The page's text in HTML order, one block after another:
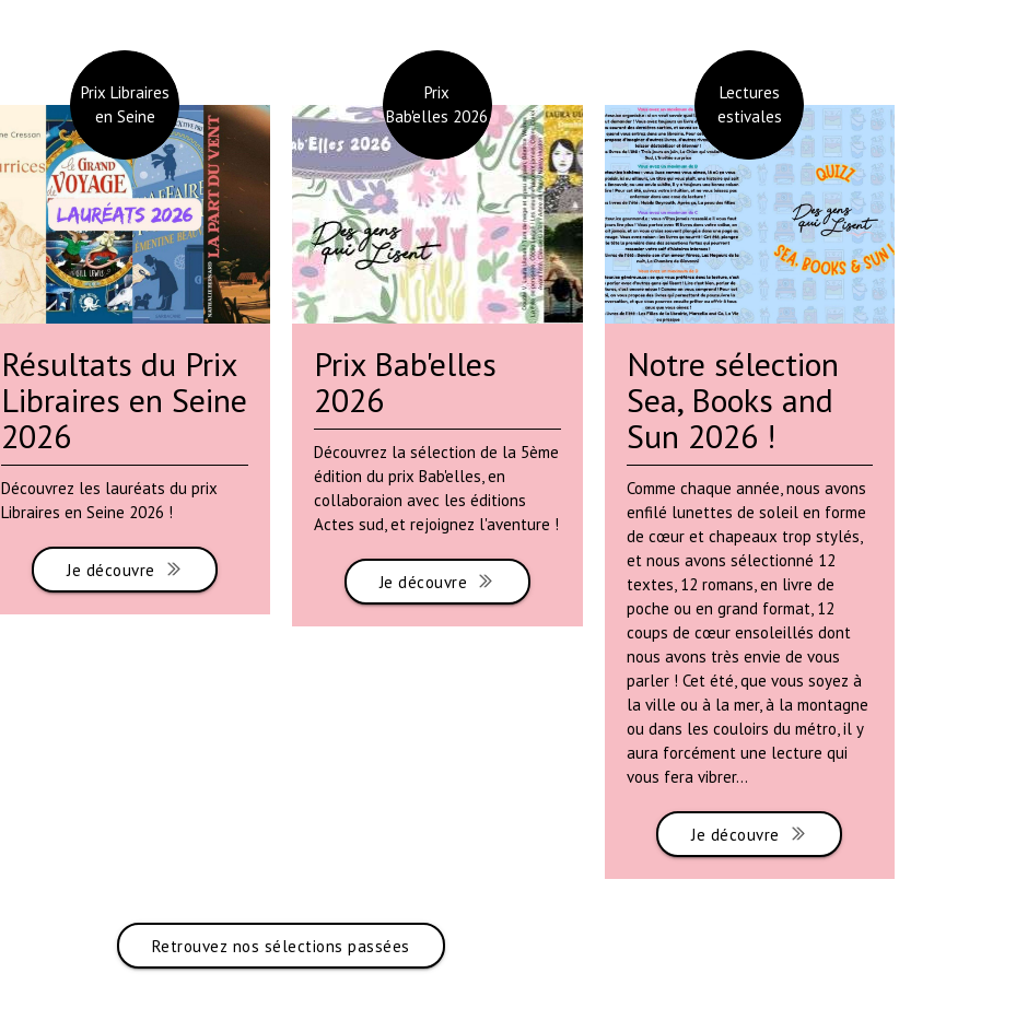
Prix Libraires
en Seine
Résultats du Prix
Libraires en Seine
2026
Découvrez les lauréats du prix
Libraires en Seine 2026 !
Je découvre
Prix
Bab'elles 2026
Prix Bab'elles
2026
Découvrez la sélection de la 5ème
édition du prix Bab'elles, en
collaboraion avec les éditions
Actes sud, et rejoignez l'aventure !
Je découvre
Lectures
estivales
Notre sélection
Sea, Books and
Sun 2026 !
Comme chaque année, nous avons
enfilé lunettes de soleil en forme
de cœur et chapeaux trop stylés,
et nous avons sélectionné 12
textes, 12 romans, en livre de
poche ou en grand format, 12
coups de cœur ensoleillés dont
nous avons très envie de vous
parler ! Cet été, que vous soyez à
la ville ou à la mer, à la montagne
ou dans les couloirs du métro, il y
aura forcément une lecture qui
vous fera vibrer...
Je découvre
Retrouvez nos sélections passées